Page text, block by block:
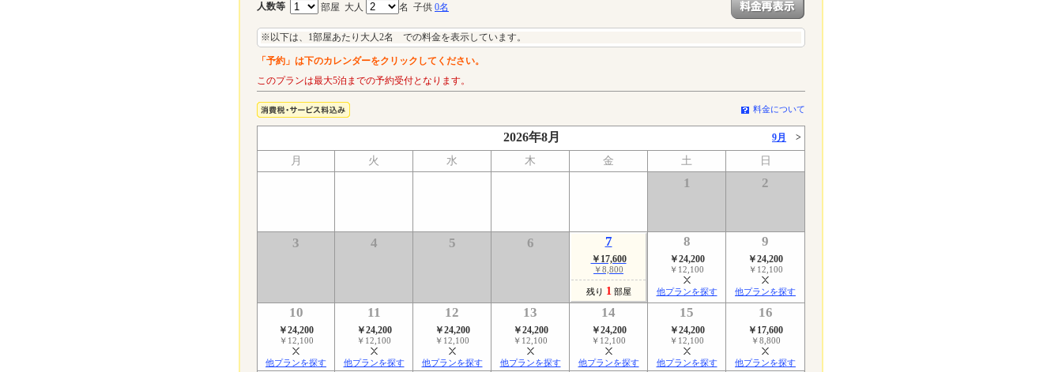
人数等 部屋 大人 名 子供 0名
※以下は、1部屋あたり大人2名 での料金を表示しています。
「予約」は下のカレンダーをクリックしてください。
このプランは最大5泊までの予約受付となります。
料金について
2026年8月 9月 >
月 火 水 木 金 土 日
1 2
3 4 5 6 7
￥17,600
￥8,800
残り 1 部屋
8
￥24,200
￥12,100
他プランを探す
9
￥24,200
￥12,100
他プランを探す
10
￥24,200
￥12,100
他プランを探す
11
￥24,200
￥12,100
他プランを探す
12
￥24,200
￥12,100
他プランを探す
13
￥24,200
￥12,100
他プランを探す
14
￥24,200
￥12,100
他プランを探す
15
￥24,200
￥12,100
他プランを探す
16
￥17,600
￥8,800
他プランを探す